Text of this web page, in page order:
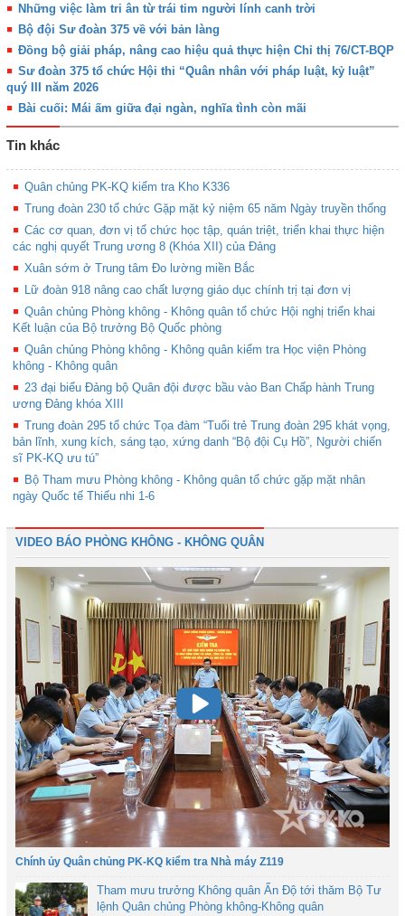
Những việc làm tri ân từ trái tim người lính canh trời
Bộ đội Sư đoàn 375 về với bản làng
Đồng bộ giải pháp, nâng cao hiệu quả thực hiện Chỉ thị 76/CT-BQP
Sư đoàn 375 tổ chức Hội thi “Quân nhân với pháp luật, kỷ luật”
quý III năm 2026
Bài cuối: Mái ấm giữa đại ngàn, nghĩa tình còn mãi
Tin khác
Quân chủng PK-KQ kiểm tra Kho K336
Trung đoàn 230 tổ chức Gặp mặt kỷ niệm 65 năm Ngày truyền thống
Các cơ quan, đơn vị tổ chức học tập, quán triệt, triển khai thực hiện
các nghị quyết Trung ương 8 (Khóa XII) của Đảng
Xuân sớm ở Trung tâm Đo lường miền Bắc
Lữ đoàn 918 nâng cao chất lượng giáo dục chính trị tại đơn vị
Quân chủng Phòng không - Không quân tổ chức Hội nghị triển khai
Kết luận của Bộ trưởng Bộ Quốc phòng
Quân chủng Phòng không - Không quân kiểm tra Học viện Phòng
không - Không quân
23 đại biểu Đảng bộ Quân đội được bầu vào Ban Chấp hành Trung
ương Đảng khóa XIII
Trung đoàn 295 tổ chức Tọa đàm “Tuổi trẻ Trung đoàn 295 khát vọng,
bản lĩnh, xung kích, sáng tạo, xứng danh “Bộ đội Cụ Hồ”, Người chiến
sĩ PK-KQ ưu tú”
Bộ Tham mưu Phòng không - Không quân tổ chức gặp mặt nhân
ngày Quốc tế Thiếu nhi 1-6
VIDEO BÁO PHÒNG KHÔNG - KHÔNG QUÂN
Chính ủy Quân chủng PK-KQ kiểm tra Nhà máy Z119
Tham mưu trưởng Không quân Ấn Độ tới thăm Bộ Tư
lệnh Quân chủng Phòng không-Không quân